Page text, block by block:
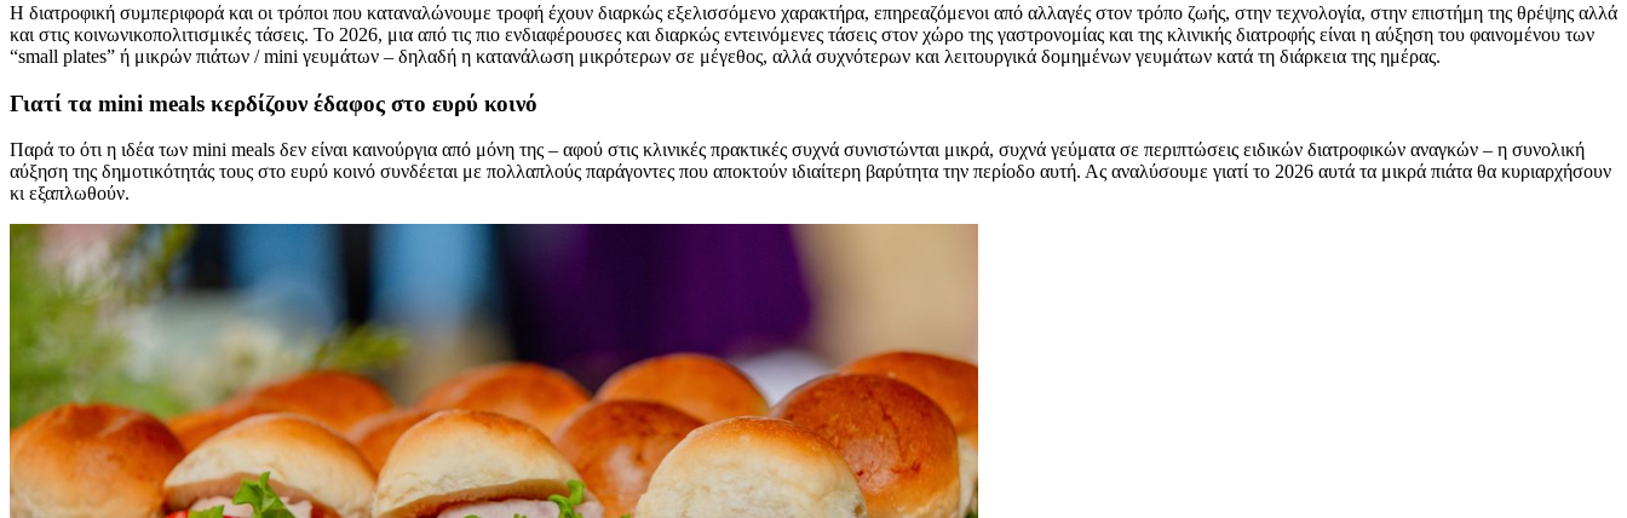
Η διατροφική συμπεριφορά και οι τρόποι που καταναλώνουμε τροφή έχουν διαρκώς εξελισσόμενο χαρακτήρα, επηρεαζόμενοι από αλλαγές στον τρόπο ζωής, στην τεχνολογία, στην επιστήμη της θρέψης αλλά
και στις κοινωνικοπολιτισμικές τάσεις. Το 2026, μια από τις πιο ενδιαφέρουσες και διαρκώς εντεινόμενες τάσεις στον χώρο της γαστρονομίας και της κλινικής διατροφής είναι η αύξηση του φαινομένου των
“small plates” ή μικρών πιάτων / mini γευμάτων – δηλαδή η κατανάλωση μικρότερων σε μέγεθος, αλλά συχνότερων και λειτουργικά δομημένων γευμάτων κατά τη διάρκεια της ημέρας.
Γιατί τα mini meals κερδίζουν έδαφος στο ευρύ κοινό
Παρά το ότι η ιδέα των mini meals δεν είναι καινούργια από μόνη της – αφού στις κλινικές πρακτικές συχνά συνιστώνται μικρά, συχνά γεύματα σε περιπτώσεις ειδικών διατροφικών αναγκών – η συνολική
αύξηση της δημοτικότητάς τους στο ευρύ κοινό συνδέεται με πολλαπλούς παράγοντες που αποκτούν ιδιαίτερη βαρύτητα την περίοδο αυτή. Ας αναλύσουμε γιατί το 2026 αυτά τα μικρά πιάτα θα κυριαρχήσουν
κι εξαπλωθούν.